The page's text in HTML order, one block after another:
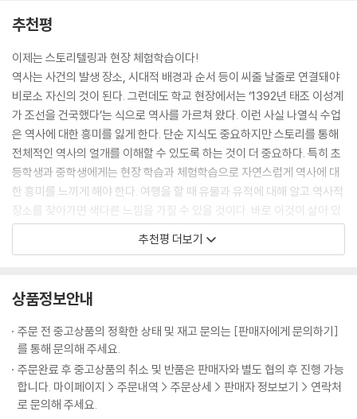
청이 미국과의 수교를 알선하다
역사의 발전에 역행한 위정척사 운동
"생각해 보세요" 박규수, 오경석, 유홍기 등의 통상 개화론을 어떻게 평가
해야 할까요?
06 근대화된 일본에 사로잡히다 / 임오군란과 갑신정변
임오군란으로 흥선 대원군이 복귀하다
민씨 일파의 반격과 청의 내정 간섭
온건 개화파와 급진 개화파
김옥균의 삼일천하, 갑신정변
"생각해 보세요" 위정척사파와 개화파는 왜 대립할 수밖에 없었을까요?
07 백성의 투쟁이 개혁의 불을 지피다 / 동학 농민 운동과 갑오개혁
동학 농민 운동의 불길이 타오르다
동학 농민 운동 제2차 봉기
조선의 국모가 스러지다 - 을미사변과 을미개혁
"생각해 보세요" 동학 농민 운동과 갑오개혁에서 어떤 교훈을 얻을 수 있을
까요?
추천평
이제는 스토리텔링과 현장 체험학습이다!
역사는 사건의 발생 장소, 시대적 배경과 순서 등이 씨줄 날줄로 연결돼야
비로소 자신의 것이 된다. 그런데도 학교 현장에서는 ‘1392년 태조 이성계
가 조선을 건국했다’는 식으로 역사를 가르쳐 왔다. 이런 사실 나열식 수업
은 역사에 대한 흥미를 잃게 한다. 단순 지식도 중요하지만 스토리를 통해
전체적인 역사의 얼개를 이해할 수 있도록 하는 것이 더 중요하다. 특히 초
등학생과 중학생에게는 현장 학습과 체험학습으로 자연스럽게 역사에 대
한 흥미를 느끼게 해야 한다. 여행을 할 때 유물과 유적에 대해 알고 역사적
장소를 찾아가면 색다른 느낌을 가질 수 있을 것이다. 바로 이것이 살아 있
는 한국사 여행은 아닐까?
한국사 시험, 배경 지식이 결정적이다.
문제가 아니다. 공무원 시험과 취직 시험에도 한국사가 필수적으로 반영되
기 때문이다. 종합적인 문제가 대부분이어서 정확한 기억과 배경 지식이
어우러져야만 풀 수 있다. ‘단단한 독서’만이 해결책이다. [한국사를 보다]
는 제목에서 알 수 있듯이 지도, 연표, 사진, 그림 등 시각적 요소가 재미있
는 이야기와 긴밀하게 연결돼 있다. 재미있는 이야기 속에 빠져들다 보면
추천평 더보기
상품정보안내
주문 전 중고상품의 정확한 상태 및 재고 문의는 [판매자에게 문의하기]
를 통해 문의해 주세요.
주문완료 후 중고상품의 취소 및 반품은 판매자와 별도 협의 후 진행 가능
합니다. 마이페이지 > 주문내역 > 주문상세 > 판매자 정보보기 > 연락처
로 문의해 주세요.